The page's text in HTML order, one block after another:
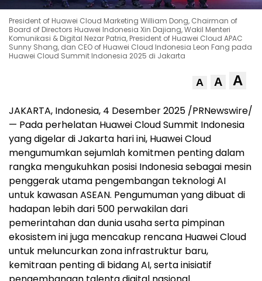
President of Huawei Cloud Marketing William Dong, Chairman of
Board of Directors Huawei Indonesia Xin Dajiang, Wakil Menteri
Komunikasi & Digital Nezar Patria, President of Huawei Cloud APAC
Sunny Shang, dan CEO of Huawei Cloud Indonesia Leon Fang pada
Huawei Cloud Summit Indonesia 2025 di Jakarta
A A A
JAKARTA, Indonesia, 4 Desember 2025 /PRNewswire/
— Pada perhelatan Huawei Cloud Summit Indonesia
yang digelar diJakarta hari ini, Huawei Cloud
mengumumkan sejumlah komitmen penting dalam
rangka mengukuhkan posisi Indonesia sebagai mesin
penggerak utama pengembangan teknologi AI
untuk kawasan ASEAN. Pengumuman yang dibuat di
hadapan lebih dari 500 perwakilan dari
pemerintahan dan dunia usaha serta pimpinan
ekosistem ini juga mencakup rencana Huawei Cloud
untuk meluncurkan zona infrastruktur baru,
kemitraan penting di bidang AI, serta inisiatif